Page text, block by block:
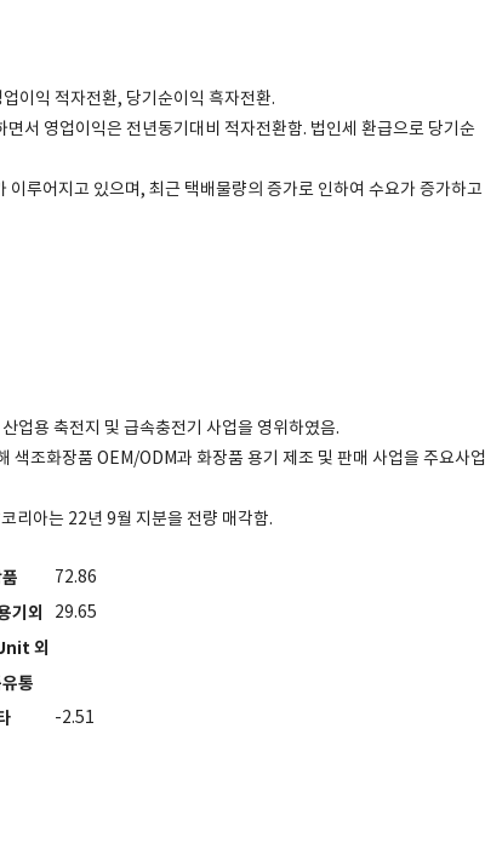
이익 적자전환, 당기순이익 흑자전환.
서 영업이익은 전년동기대비 적자전환함. 법인세 환급으로 당기순
루어지고 있으며, 최근 택배물량의 증가로 인하여 수요가 증가하고
업용 축전지 및 급속충전기 사업을 영위하였음.
조화장품 OEM/ODM과 화장품 용기 제조 및 판매 사업을 주요사업
리아는 22년 9월 지분을 전량 매각함.
72.86
기외 29.65
외
통
-2.51